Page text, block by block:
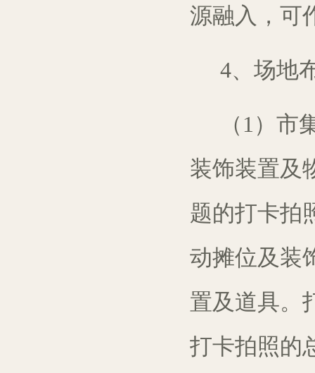
源融入，可
4、 场地
（1）市
装饰装置及
题的打卡拍
动摊位及 装
置及道具。
打卡拍照的